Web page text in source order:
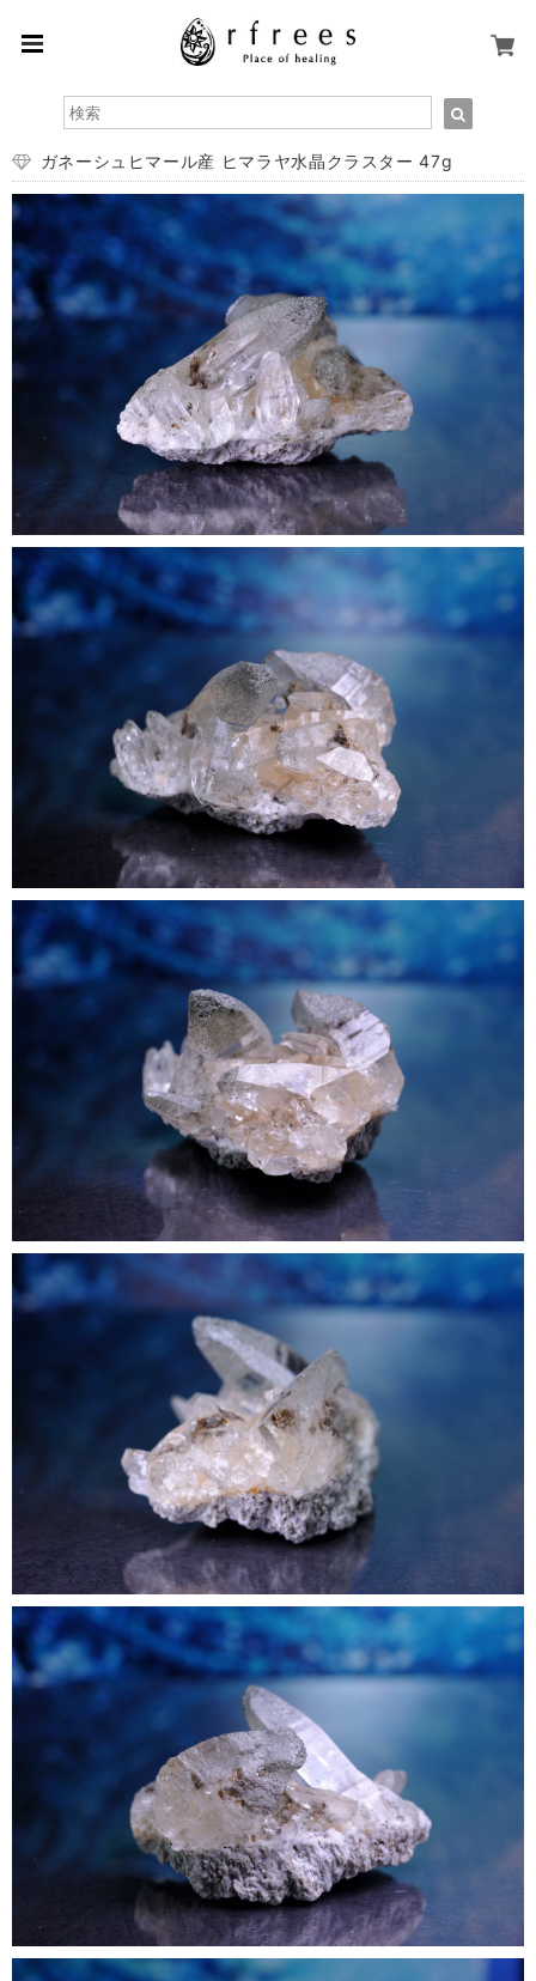
ガネーシュヒマール産 ヒマラヤ水晶クラスター 47g